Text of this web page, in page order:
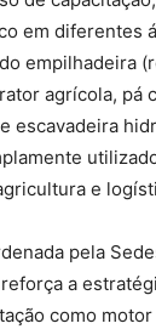
em diferentes
empilhadeira
agrícola, pá
escavadeira
e
pela
a
como